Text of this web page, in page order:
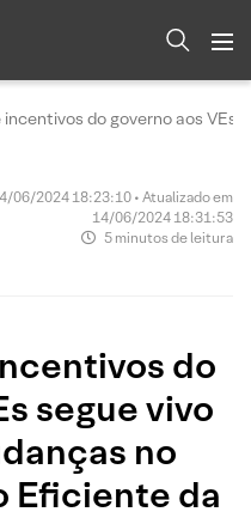
do governo aos VEs
06/2024 18:23:10 • Atualizado em
14/06/2024 18:31:53
5 minutos de leitura
do
segue vivo
no
Eficiente da